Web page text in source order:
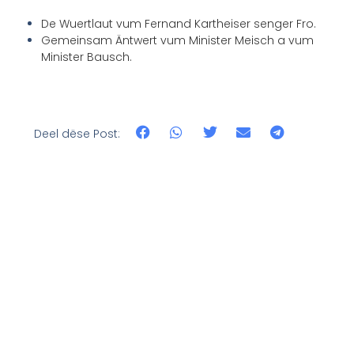
De Wuertlaut vum Fernand Kartheiser senger Fro.
Gemeinsam Äntwert vum Minister Meisch a vum
Minister Bausch.
Deel dëse Post: